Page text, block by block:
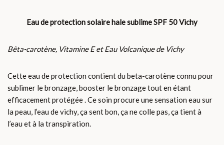
Eau de protection solaire hale sublime SPF 50 Vichy
Bêta-carotène, Vitamine E et Eau Volcanique de Vichy
Cette eau de protection contient du beta-carotène connu pour
sublimer le bronzage, booster le bronzage tout en étant
efficacement protégée . Ce soin procure une sensation eau sur
la peau, l’eau de vichy, ça sent bon, ça ne colle pas, ça tient à
l’eau et à la transpiration.